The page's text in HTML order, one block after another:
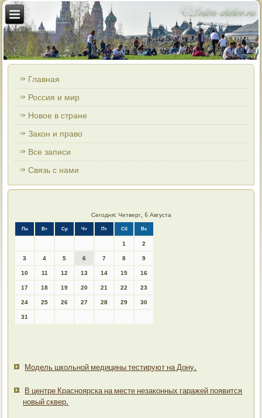
Главная
Россия и мир
Новое в стране
Закон и право
Все записи
Связь с нами
Сегодня: Четверг, 6 Августа
Пн Вт Ср Чт Пт Сб Вс
1 2
3 4 5 6 7 8 9
10 11 12 13 14 15 16
17 18 19 20 21 22 23
24 25 26 27 28 29 30
31
Модель школьной медицины тестируют на Дону.
В центре Красноярска на месте незаконных гаражей появится
новый сквер.